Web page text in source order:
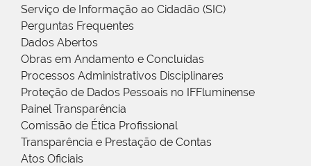
Serviço de Informação ao Cidadão (SIC)
Perguntas Frequentes
Dados Abertos
Obras em Andamento e Concluídas
Processos Administrativos Disciplinares
Proteção de Dados Pessoais no IFFluminense
Painel Transparência
Comissão de Ética Profissional
Transparência e Prestação de Contas
Atos Oficiais